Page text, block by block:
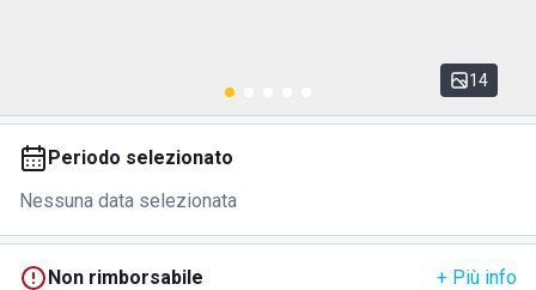
14
Periodo selezionato
Nessuna data selezionata
Non rimborsabile + Più info